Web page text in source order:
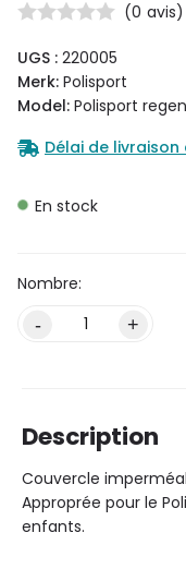
(0 avis)
UGS : 220005
Merk: Polisport
Model: Polisport
Délai de
En stock
- +
Alternative:
Description
Couvercle
Approprée pour le
enfants.